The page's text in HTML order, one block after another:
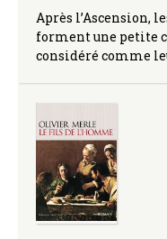
Après l’Ascension,
forment une petite
considéré comme